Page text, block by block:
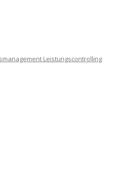
Leistungscontrolling